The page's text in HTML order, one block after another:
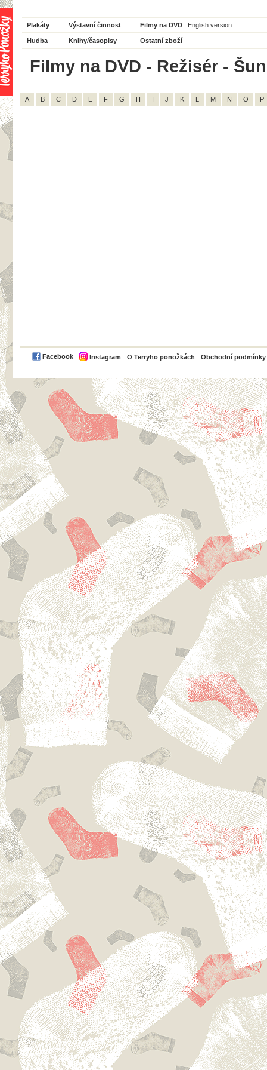
Plakáty Výstavní činnost Filmy na DVD English version
Hudba Knihy/časopisy Ostatní zboží
Filmy na DVD - Režisér -
A B C D E F G H I J K L M N O P
Facebook Instagram O Terryho ponožkách Obchodní podmínky
PayPal